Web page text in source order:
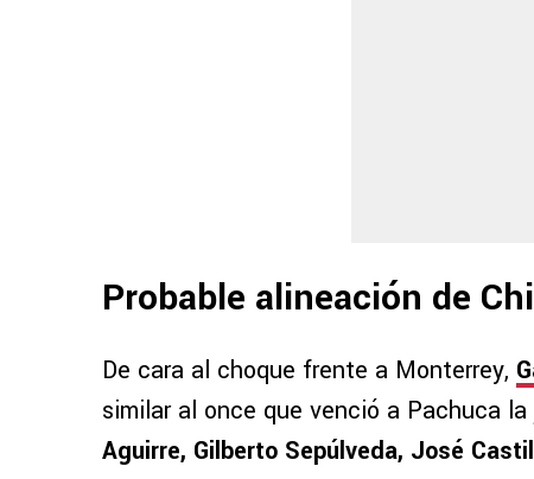
Probable alineación de
De cara al choque frente a Monterrey,
similar al once que venció a Pachuca la
Aguirre, Gilberto Sepúlveda, José